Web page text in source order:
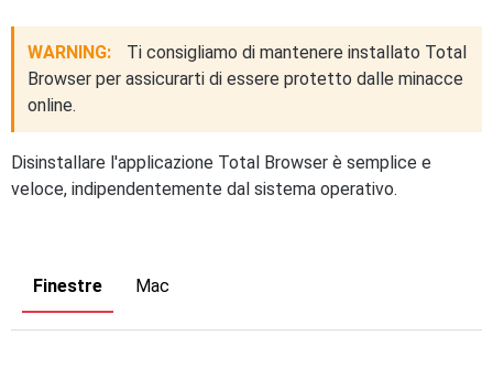
WARNING:
Ti consigliamo di mantenere installato Total
Browser per assicurarti di essere protetto dalle minacce
online.
Disinstallare l'applicazione Total Browser è semplice e
veloce, indipendentemente dal sistema operativo.
Finestre Mac